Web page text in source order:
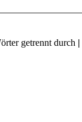
getrennt durch |